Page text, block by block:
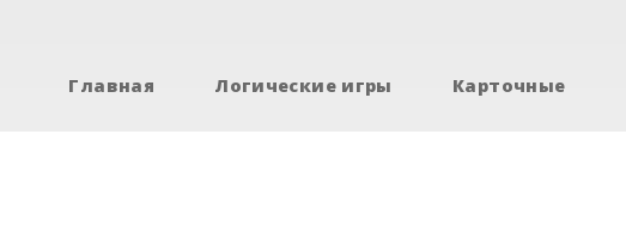
Главная Логические игры Карточные